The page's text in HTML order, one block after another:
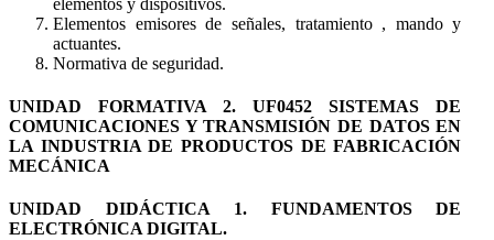
Elementos emisores de señales, tratamiento , mando y
actuantes.
Normativa de seguridad.
UNIDAD FORMATIVA 2. UF0452 SISTEMAS DE
COMUNICACIONES Y TRANSMISIÓN DE DATOS EN
LA INDUSTRIA DE PRODUCTOS DE FABRICACIÓN
MECÁNICA
UNIDAD DIDÁCTICA 1. FUNDAMENTOS DE
ELECTRÓNICA DIGITAL.